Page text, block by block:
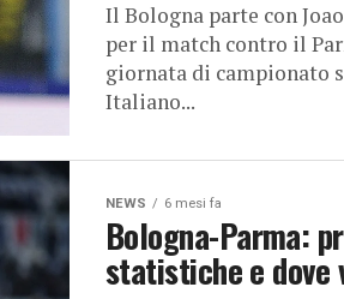
Il Bologna parte con
per il match contro il
giornata di campionato
Italiano...
NEWS 6 mesi fa
Bologna-Parma:
statistiche e dove